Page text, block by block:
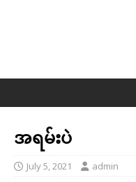
အရမ်းပဲ
July 5, 2021 admin